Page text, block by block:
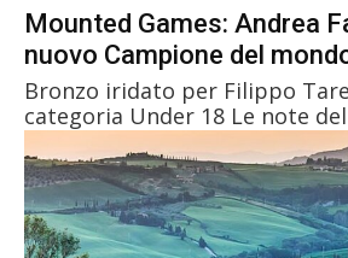
Mounted Games: Andrea
nuovo Campione del
Bronzo iridato per Filippo
categoria Under 18 Le